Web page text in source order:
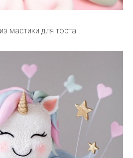
мастики для торта